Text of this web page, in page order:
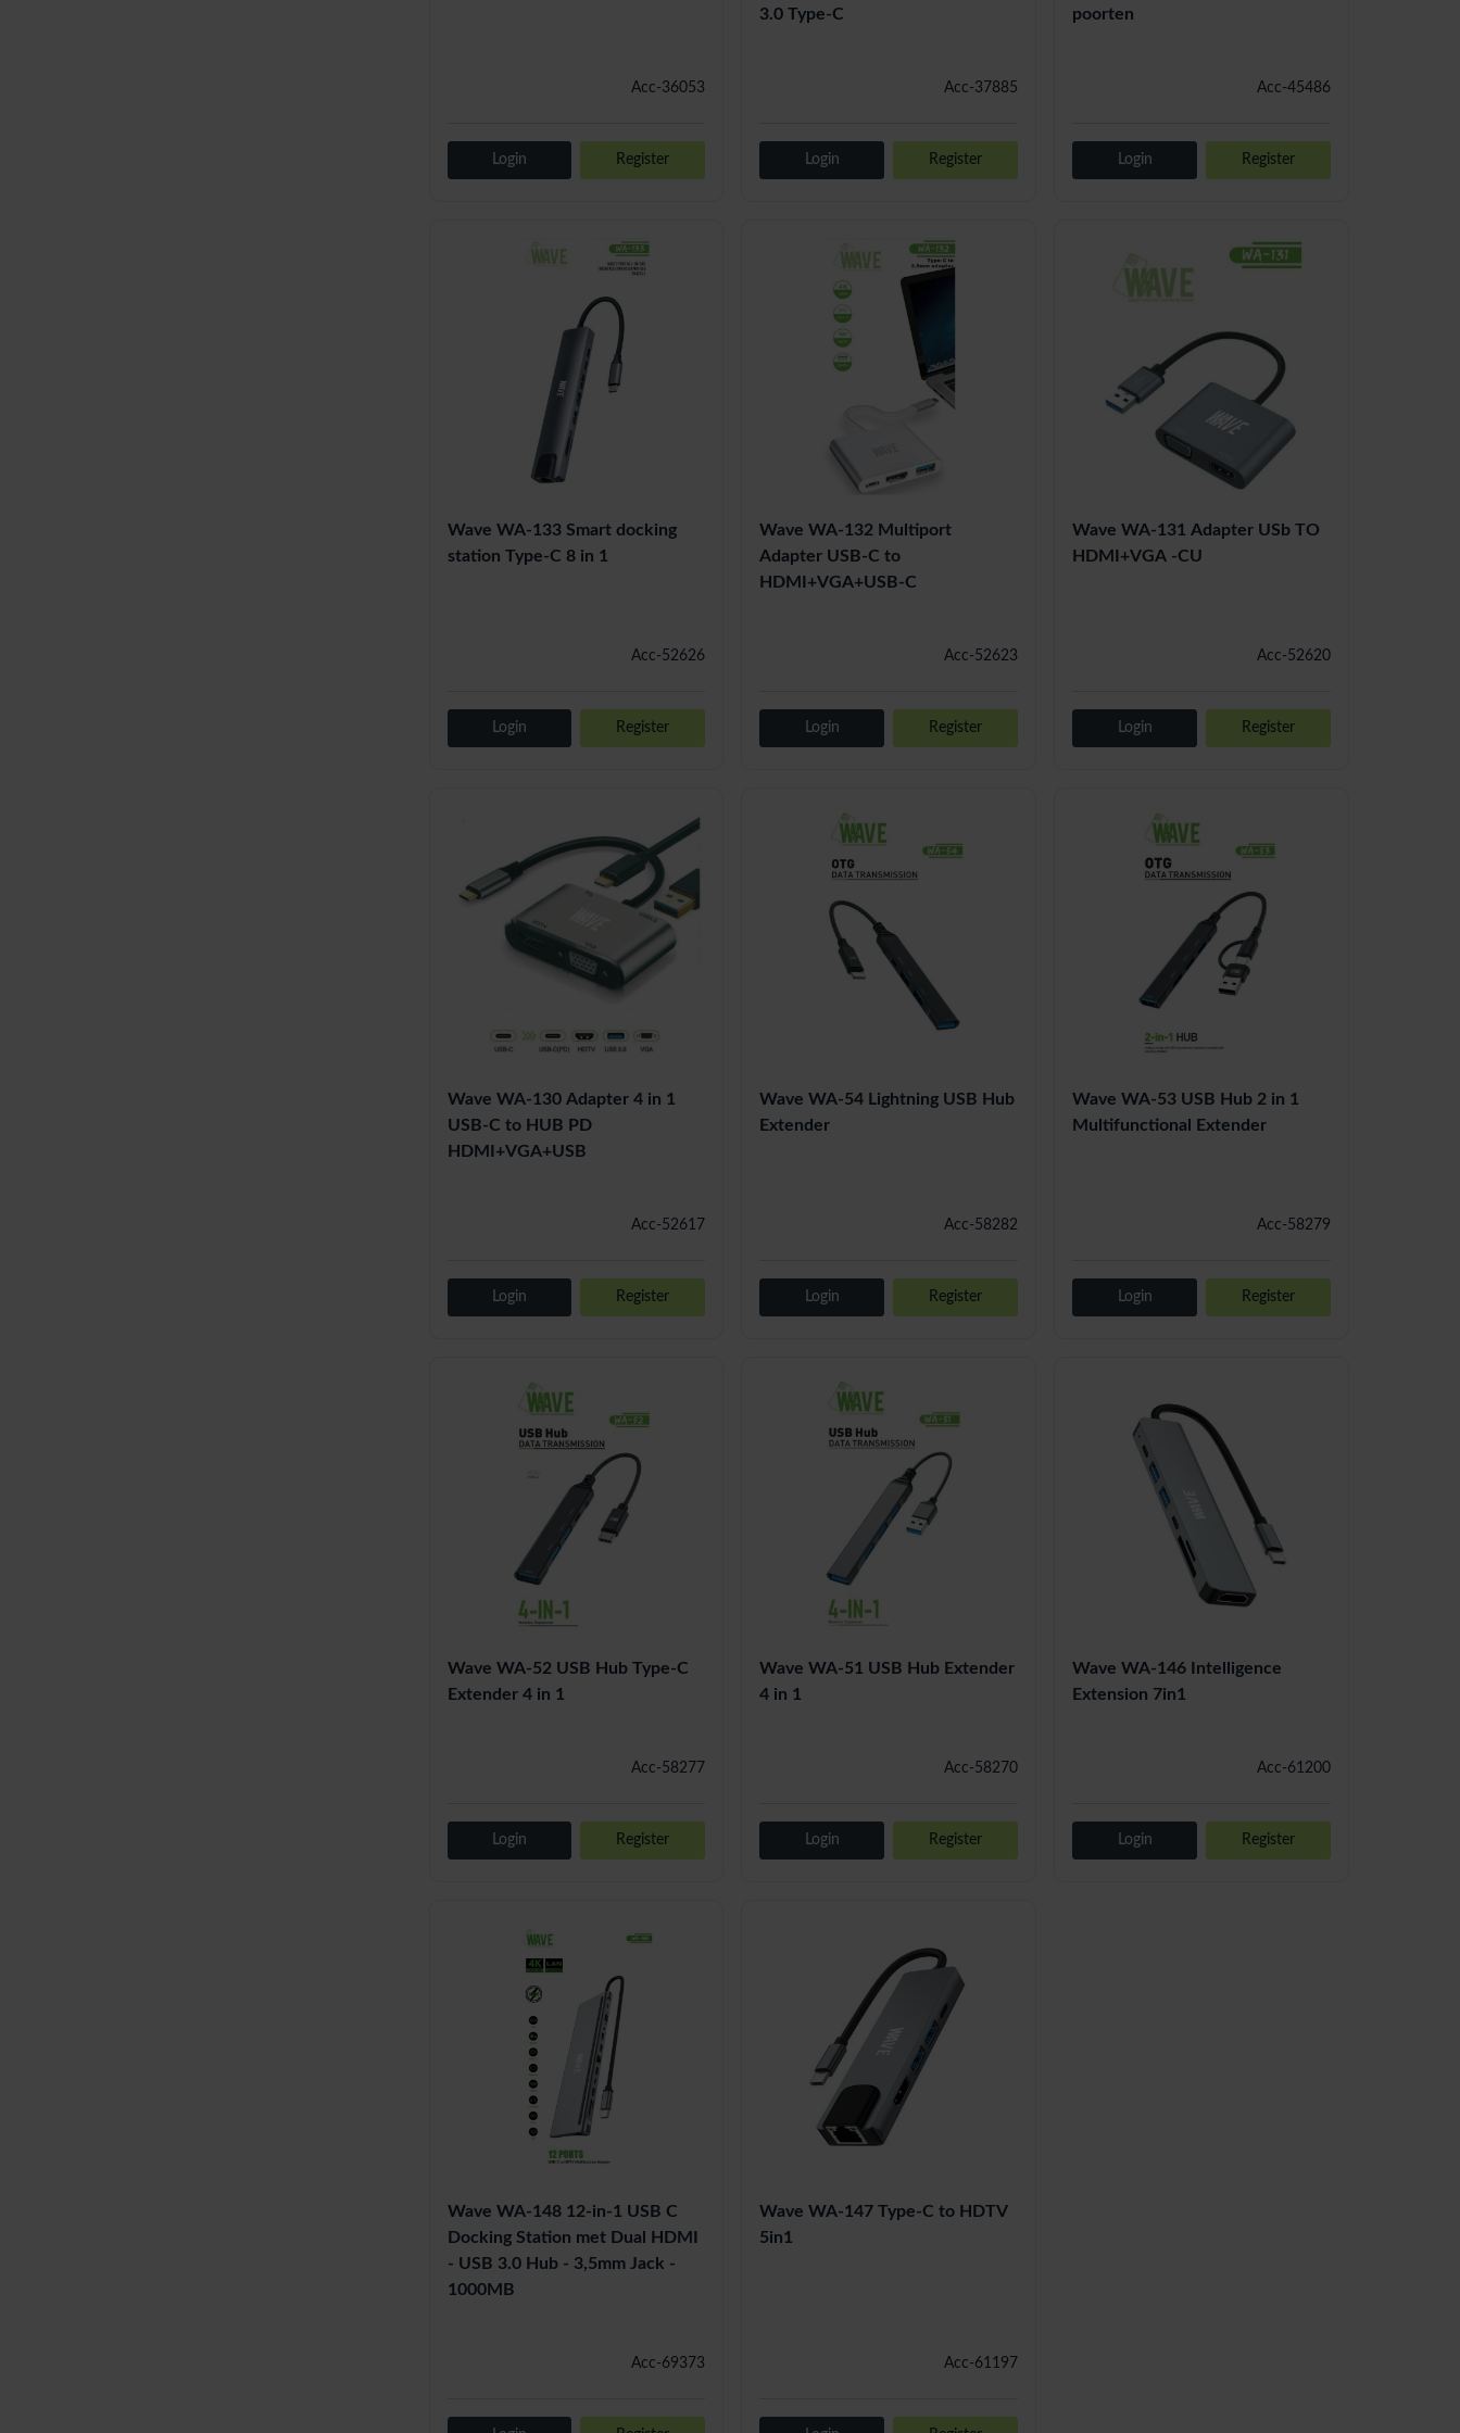
Acc-36053
Login Register
3.0 Type-C
Acc-37885
Login Register
poorten
Acc-45486
Login Register
Wave WA-133 Smart docking
station Type-C 8 in 1
Acc-52626
Login Register
Wave WA-132 Multiport
Adapter USB-C to
HDMI+VGA+USB-C
Acc-52623
Login Register
Wave WA-131 Adapter USb TO
HDMI+VGA -CU
Acc-52620
Login Register
Wave WA-130 Adapter 4 in 1
USB-C to HUB PD
HDMI+VGA+USB
Acc-52617
Login Register
Wave WA-54 Lightning USB Hub
Extender
Acc-58282
Login Register
Wave WA-53 USB Hub 2 in 1
Multifunctional Extender
Acc-58279
Login Register
Wave WA-52 USB Hub Type-C
Extender 4 in 1
Acc-58277
Login Register
Wave WA-51 USB Hub Extender
4 in 1
Acc-58270
Login Register
Wave WA-146 Intelligence
Extension 7in1
Acc-61200
Login Register
Wave WA-148 12-in-1 USB C
Docking Station met Dual HDMI
- USB 3.0 Hub - 3,5mm Jack -
1000MB
Acc-69373
Wave WA-147 Type-C to HDTV
5in1
Acc-61197